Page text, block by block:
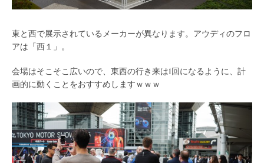
東と西で展示されているメーカーが異なります。アウディのフロ
アは「西１」。
会場はそこそこ広いので、東西の行き来は1回になるように、計
画的に動くことをおすすめしますｗｗｗ